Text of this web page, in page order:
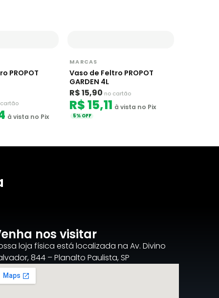
PROPOT
à vista no Pix
MARCAS
Vaso de Feltro PROPOT
GARDEN 4L
R$ 15,90 no cartão
R$ 15,11 à vista no Pix
5% OFF
nos visitar
loja física está localizada na Av. Divino
844 – Planalto Paulista, SP